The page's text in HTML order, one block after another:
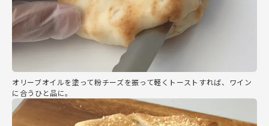
オリーブオイルを塗って粉チーズを振って軽くトーストすれば、ワイン
に合うひと品に。